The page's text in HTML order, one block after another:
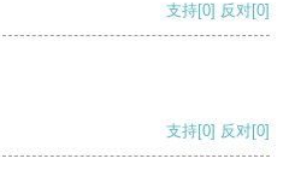
支持[0] 反对[0]
支持[0] 反对[0]